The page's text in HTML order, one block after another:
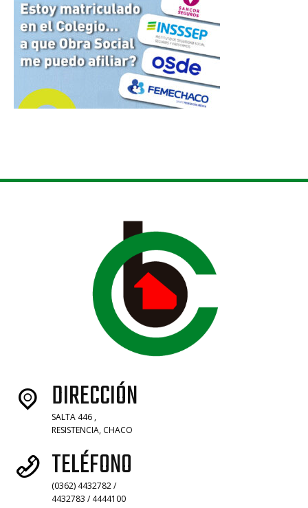
DIRECCIÓN
SALTA 446 ,
RESISTENCIA, CHACO
TELÉFONO
(0362) 4432782 /
4432783 / 4444100